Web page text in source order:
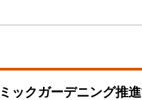
ックガーデニング推